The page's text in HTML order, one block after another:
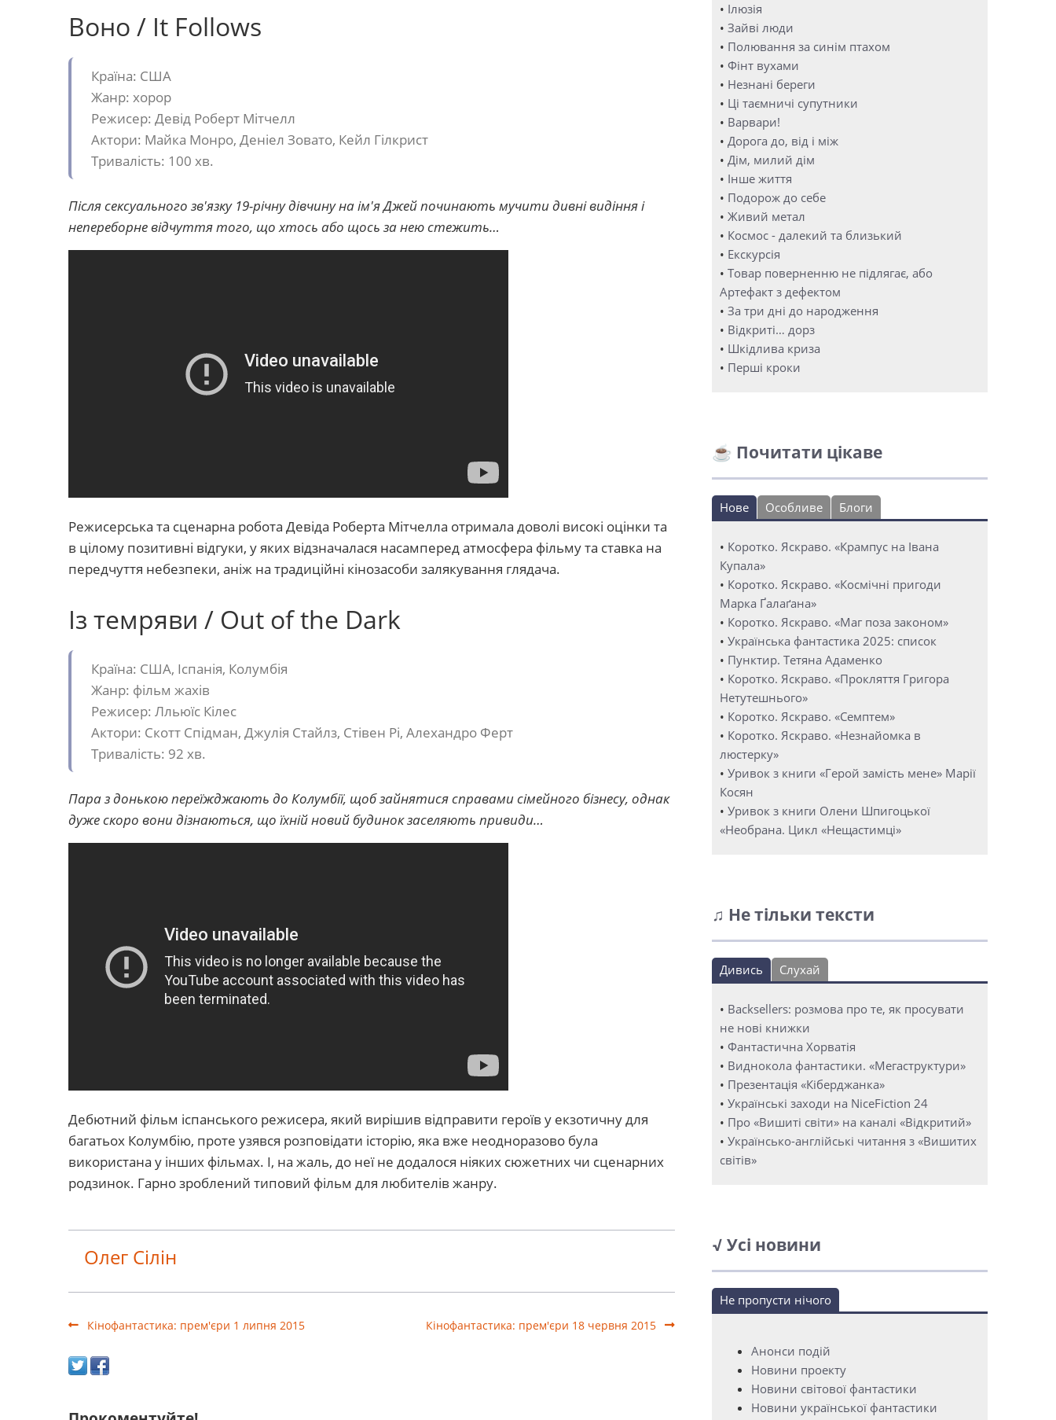
Воно / It Follows
Країна: США
Жанр: хорор
Режисер: Девід Роберт Мітчелл
Актори: Майка Монро, Деніел Зовато, Кейл Гілкрист
Тривалість: 100 хв.
Після сексуального зв'язку 19-річну дівчину на ім'я Джей починають мучити дивні видіння і
непереборне відчуття того, що хтось або щось за нею стежить…
Режисерська та сценарна робота Девіда Роберта Мітчелла отримала доволі високі оцінки та
в цілому позитивні відгуки, у яких відзначалася насамперед атмосфера фільму та ставка на
передчуття небезпеки, аніж на традиційні кінозасоби залякування глядача.
Із темряви / Out of the Dark
Країна: США, Іспанія, Колумбія
Жанр: фільм жахів
Режисер: Лльюїс Кілес
Актори: Скотт Спідман, Джулія Стайлз, Стівен Рі, Алехандро Ферт
Тривалість: 92 хв.
Пара з донькою переїжджають до Колумбії, щоб зайнятися справами сімейного бізнесу, однак
дуже скоро вони дізнаються, що їхній новий будинок заселяють привиди…
Дебютний фільм іспанського режисера, який вирішив відправити героїв у екзотичну для
багатьох Колумбію, проте узявся розповідати історію, яка вже неодноразово була
використана у інших фільмах. І, на жаль, до неї не додалося ніяких сюжетних чи сценарних
родзинок. Гарно зроблений типовий фільм для любителів жанру.
Олег Сілін
Кінофантастика: прем'єри 1 липня 2015 Кінофантастика: прем'єри 18 червня 2015
• Ілюзія
• Зайві люди
• Полювання за синім птахом
• Фінт вухами
• Незнані береги
• Ці таємничі супутники
• Варвари!
• Дорога до, від і між
• Дім, милий дім
• Інше життя
• Подорож до себе
• Живий метал
• Космос - далекий та близький
• Екскурсія
• Товар поверненню не підлягає, або
Артефакт з дефектом
• За три дні до народження
• Відкриті… дорз
• Шкідлива криза
• Перші кроки
☕ Почитати цікаве
Нове Особливе Блоги
• Коротко. Яскраво. «Крампус на Івана
Купала»
• Коротко. Яскраво. «Космічні пригоди
Марка Ґалаґана»
• Коротко. Яскраво. «Маг поза законом»
• Українська фантастика 2025: список
• Пунктир. Тетяна Адаменко
• Коротко. Яскраво. «Прокляття Григора
Нетутешнього»
• Коротко. Яскраво. «Семптем»
• Коротко. Яскраво. «Незнайомка в
люстерку»
• Уривок з книги «Герой замість мене» Марії
Косян
• Уривок з книги Олени Шпигоцької
«Необрана. Цикл «Нещастимці»
♫ Не тільки тексти
Дивись Слухай
• Backsellers: розмова про те, як просувати
не нові книжки
• Фантастична Хорватія
• Виднокола фантастики. «Мегаструктури»
• Презентація «Кіберджанка»
• Українські заходи на NiceFiction 24
• Про «Вишиті світи» на каналі «Відкритий»
• Українсько-англійські читання з «Вишитих
світів»
√ Усі новини
Не пропусти нічого
Анонси подій
Новини проекту
Новини світової фантастики
Новини української фантастики